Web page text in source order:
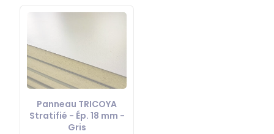
Panneau TRICOYA
Stratifié - Ép. 18 mm -
Gris